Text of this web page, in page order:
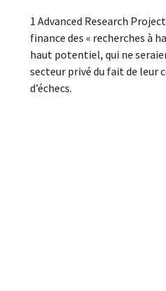
1 Advanced Research
finance des « recherches à
haut potentiel, qui ne
secteur privé du fait de leur
d’échecs.